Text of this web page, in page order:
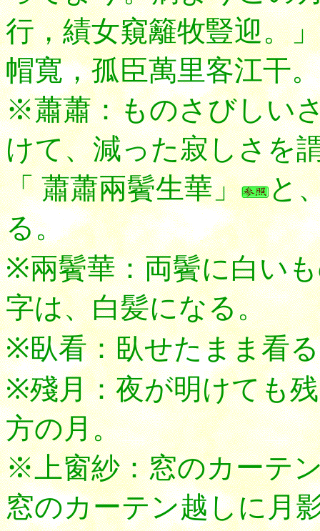
行，績女窺籬牧豎迎。
帽寬，孤臣萬里客江干
※蕭蕭：ものさびしい
けて、減った寂しさを
「 蕭蕭兩鬢生華」
と
る。
※兩鬢華：両鬢に白い
字は、白髪になる。
※臥看：臥せたまま看
※殘月：夜が明けても
方の月。
※上窗紗：窓のカーテ
窓のカーテン越しに月